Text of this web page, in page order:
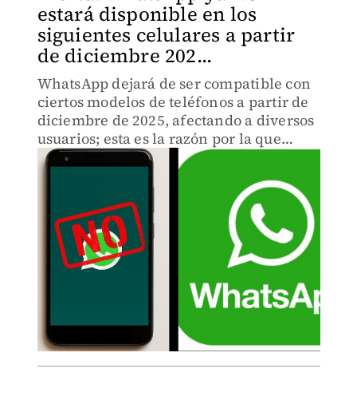
estará disponible en los
siguientes celulares a partir
de diciembre 202...
WhatsApp dejará de ser compatible con
ciertos modelos de teléfonos a partir de
diciembre de 2025, afectando a diversos
usuarios; esta es la razón por la que
sucede.